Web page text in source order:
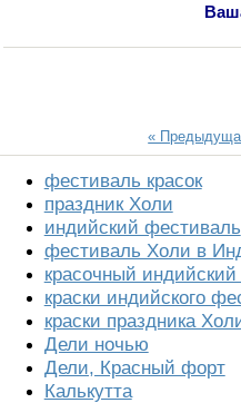
«
фестиваль красок
праздник Холи
индийский фестиваль
фестиваль Холи в
красочный
краски индийского
краски праздника
Дели ночью
Дели, Красный форт
Калькутта